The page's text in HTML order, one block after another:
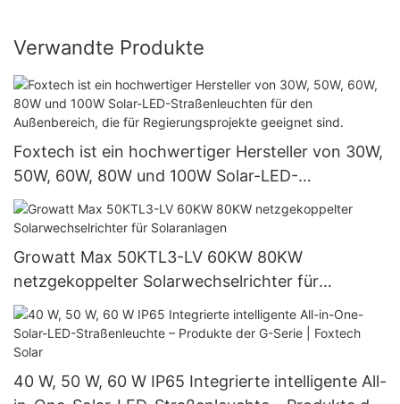
Verwandte Produkte
Foxtech ist ein hochwertiger Hersteller von 30W,
50W, 60W, 80W und 100W Solar-LED-
Straßenleuchten für den Außenbereich, die für
Regierungsprojekte geeignet sind.
Growatt Max 50KTL3-LV 60KW 80KW
netzgekoppelter Solarwechselrichter für
Solaranlagen
40 W, 50 W, 60 W IP65 Integrierte intelligente All-